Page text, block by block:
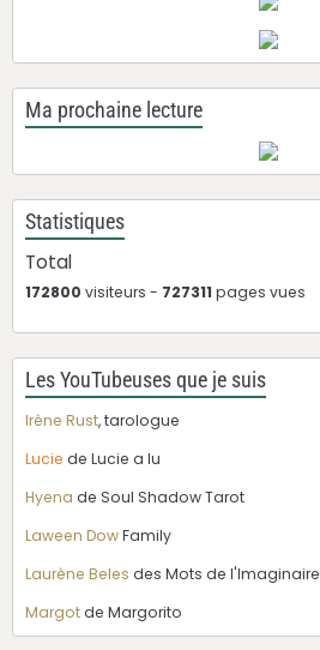
Ma prochaine lecture
Statistiques
Total
172800 visiteurs - 727311pages vues
Les YouTubeuses que je suis
Irène Rust, tarologue
Lucie de Lucie a lu
Hyena de Soul Shadow Tarot
Laween DowFamily
Laurène Beles des Mots de l'Imaginaire
Margotde Margorito